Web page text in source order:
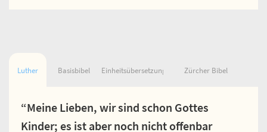
Luther Basisbibel Einheitsübersetzung Zürcher Bibel
“Meine Lieben, wir sind schon Gottes
Kinder; es ist aber noch nicht offenbar